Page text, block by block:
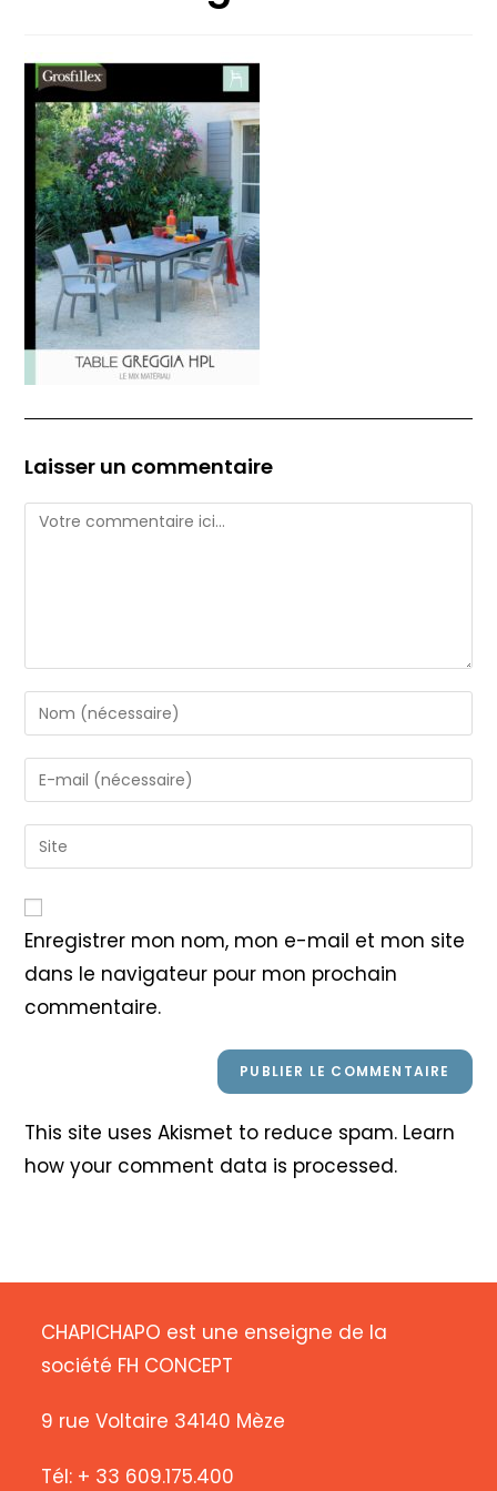
Laisser un commentaire
Comment
Enter
your
name
or
to
comment
Enter
your
email
address
Saisir
l’URL
votre
site
(facultatif)
Enregistrer mon nom, mon e-mail et mon site
dans le navigateur pour mon prochain
commentaire.
This site uses Akismet to reduce spam. Learn
how your comment data is processed.
CHAPICHAPO est une enseigne de la
société FH CONCEPT
9 rue Voltaire 34140 Mèze
Tél: + 33 609.175.400